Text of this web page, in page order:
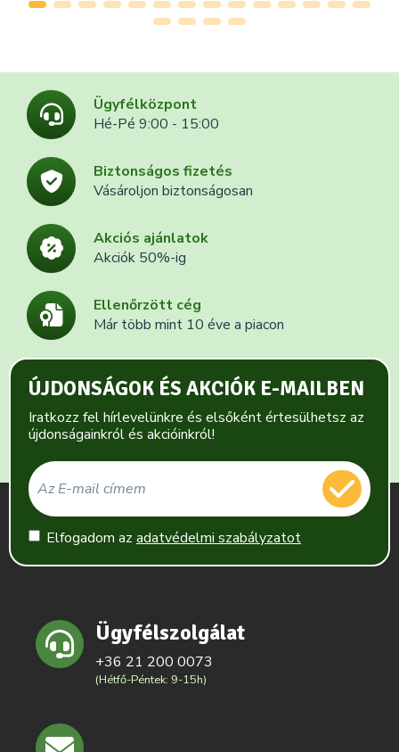
Ügyfélközpont
Hé-Pé 9:00 - 15:00
Biztonságos fizetés
Vásároljon biztonságosan
Akciós ajánlatok
Akciók 50%-ig
Ellenőrzött cég
Már több mint 10 éve a piacon
ÚJDONSÁGOK ÉS AKCIÓK E-MAILBEN
Iratkozz fel hírlevelünkre és elsőként értesülhetsz az
újdonságainkról és akcióinkról!
Elfogadom az adatvédelmi szabályzatot
Ügyfélszolgálat
+36 21 200 0073
(Hétfő-Péntek: 9-15h)